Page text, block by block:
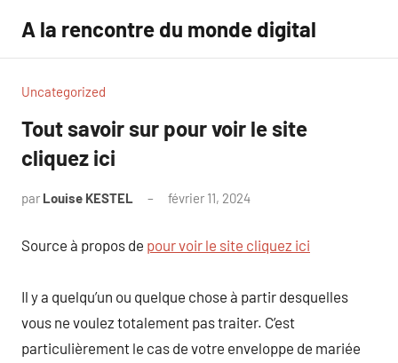
contenu
A la rencontre du monde digital
Uncategorized
Tout savoir sur pour voir le site
cliquez ici
par Louise KESTEL février 11, 2024
Source à propos de pour voir le site cliquez ici
Il y a quelqu’un ou quelque chose à partir desquelles
vous ne voulez totalement pas traiter. C’est
particulièrement le cas de votre enveloppe de mariée